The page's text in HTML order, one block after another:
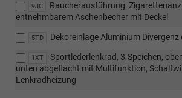
9JC
Raucherausführung:
entnehmbarem Aschenbecher mit Deckel
5TD Dekoreinlage Aluminium Divergenz
1XT
Sportlederlenkrad, 3-Speichen,
unten abgeflacht mit Multifunktion,
Lenkradheizung